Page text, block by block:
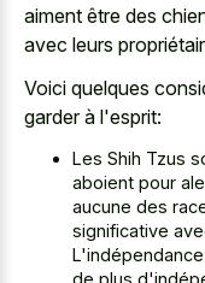
aiment être des
avec leurs
Voici quelques
garder à l'esprit:
Les Shih Tzus
aboient pour
aucune des
significative
de plus